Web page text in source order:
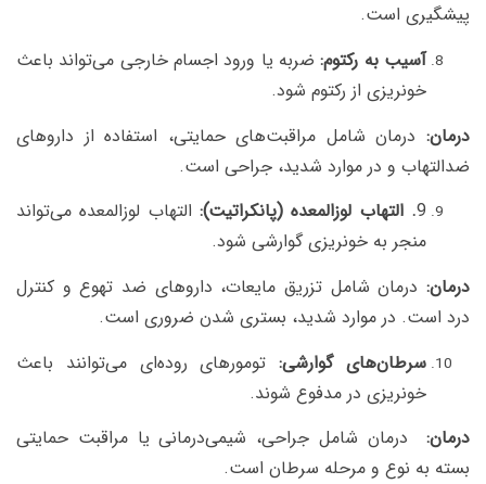
پیشگیری است.
آسیب به رکتوم: ضربه یا ورود اجسام خارجی می‌تواند باعث
خونریزی از رکتوم شود.
درمان: درمان شامل مراقبت‌های حمایتی، استفاده از داروهای
ضدالتهاب و در موارد شدید، جراحی است.
9. التهاب لوزالمعده (پانکراتیت): التهاب لوزالمعده می‌تواند
منجر به خونریزی گوارشی شود.
درمان: درمان شامل تزریق مایعات، داروهای ضد تهوع و کنترل
درد است. در موارد شدید، بستری شدن ضروری است.
سرطان‌های گوارشی: تومورهای روده‌ای می‌توانند باعث
خونریزی در مدفوع شوند.
درمان: درمان شامل جراحی، شیمی‌درمانی یا مراقبت حمایتی
بسته به نوع و مرحله سرطان است.